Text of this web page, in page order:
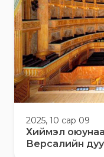
2025, 10 сар 09
Хиймэл
Версалийн